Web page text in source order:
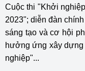
Cuộc thi "Khởi
2023"; diễn đàn
sáng tạo và cơ hội
hưởng ứng xây
nghiệp"...